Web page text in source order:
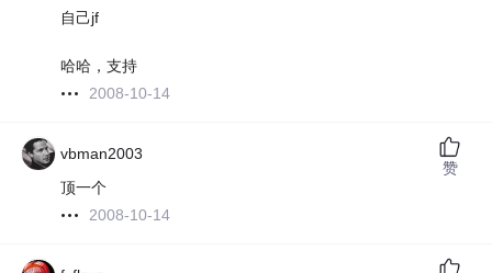
自己jf
哈哈，支持
2008-10-14
vbman2003
顶一个
2008-10-14
赞